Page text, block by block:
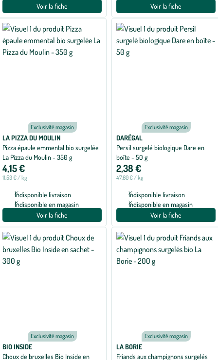
Voir la fiche
Voir la fiche
Exclusivité magasin
LA PIZZA DU MOULIN
Pizza épaule emmental bio surgelée
La Pizza du Moulin - 350 g
4,15 €
11,53 € / kg
Indisponible livraison
Indisponible en magasin
Voir la fiche
Exclusivité magasin
DARÉGAL
Persil surgelé biologique Dare en
boîte - 50 g
2,38 €
47,60 € / kg
Indisponible livraison
Indisponible en magasin
Voir la fiche
Exclusivité magasin
BIO INSIDE
Choux de bruxelles Bio Inside en
Exclusivité magasin
LA BORIE
Friands aux champignons surgelés